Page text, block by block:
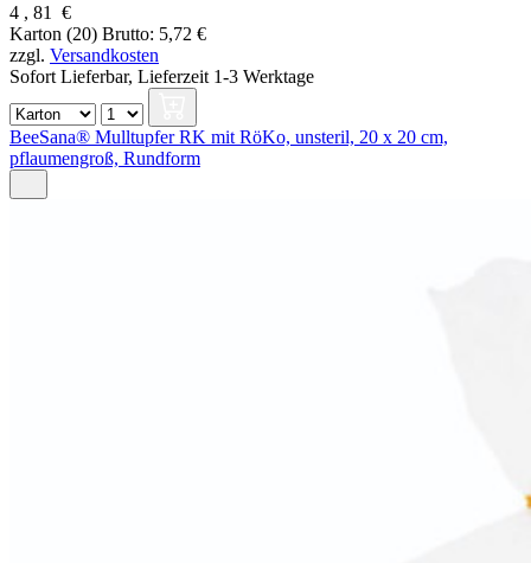
4 , 81
€
Karton (20) Brutto: 5,72 €
zzgl. Versandkosten
Sofort Lieferbar, Lieferzeit 1-3 Werktage
BeeSana® Mulltupfer RK mit RöKo, unsteril, 20 x 20 cm,
pflaumengroß, Rundform